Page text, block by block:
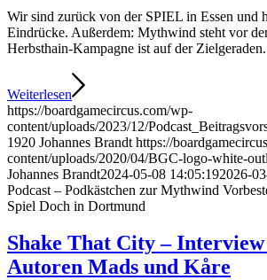
Wir sind zurück von der SPIEL in Essen und
Eindrücke. Außerdem: Mythwind steht vor
Herbsthain-Kampagne ist auf der Zielgeraden.
Weiterlesen
https://boardgamecircus.com/wp-
content/uploads/2023/12/
1920 Johannes Brandt https://
content/uploads/2020/04/BGC-logo-white-
Johannes Brandt2024-05-08 14:05:192026-
Podcast – Podkästchen zur Mythwind
Spiel Doch in Dortmund
Shake That City –
Autoren Mads und Kåre